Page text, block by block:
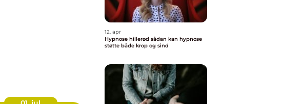
12. apr
Hypnose hillerød sådan kan hypnose
støtte både krop og sind